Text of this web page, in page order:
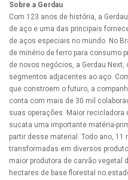
Sobre a Gerdau
Com 123 anos de história, a
de aço e uma das principais
de aços especiais no mundo. No
de minério de ferro para consumo
de novos negócios, a Gerdau
segmentos adjacentes ao aço.
que constroem o futuro, a
conta com mais de 30 mil
suas operações. Maior recicladora
sucata uma importante matéria-
partir desse material. Todo ano,
transformadas em diversos
maior produtora de carvão vegetal
hectares de base florestal no